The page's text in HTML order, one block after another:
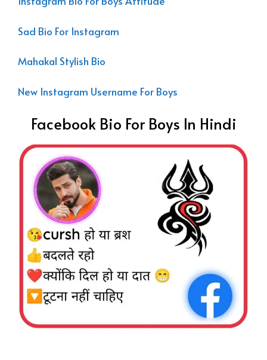
Sad Bio For Instagram
Mahakal Stylish Bio
New Instagram Username For Boys
Facebook Bio For Boys In Hindi